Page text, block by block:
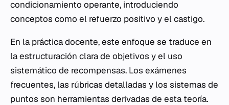
condicionamiento operante, introduciendo
conceptos como el refuerzo positivo y el castigo.
En la práctica docente, este enfoque se traduce en
la estructuración clara de objetivos y el uso
sistemático de recompensas. Los exámenes
frecuentes, las rúbricas detalladas y los sistemas de
puntos son herramientas derivadas de esta teoría.